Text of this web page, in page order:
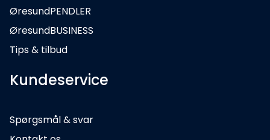
ØresundPENDLER
ØresundBUSINESS
Tips & tilbud
Kundeservice
Spørgsmål & svar